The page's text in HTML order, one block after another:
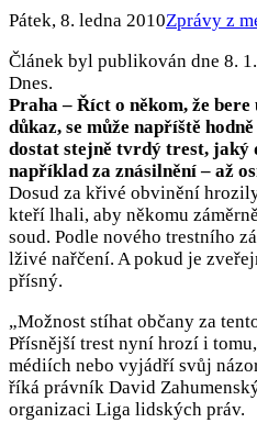
Pátek, 8. ledna 2010Zprávy z
Článek byl publikován dne 8.
Dnes.
Praha – Říct o někom, že
důkaz, se může napříště
dostat stejně tvrdý trest, jaký
například za znásilnění – až
Dosud za křivé obvinění
kteří lhali, aby někomu
soud. Podle nového trestního
lživé nařčení. A pokud je
přísný.
„Možnost stíhat občany za
Přísnější trest nyní hrozí i
médiích nebo vyjádří svůj
říká právník David
organizaci Liga lidských práv.